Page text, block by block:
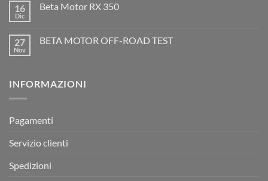
2026:
è
arrivata
su
Motocross
è
16
Dic
Beta Motor RX 350
Beta
27
Nov
BETA MOTOR OFF-ROAD TEST
MOTOR
INFORMAZIONI
Pagamenti
Servizio clienti
Spedizioni